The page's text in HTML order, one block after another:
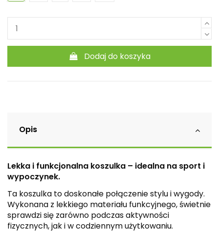
Dodaj do koszyka
Opis
Lekka i funkcjonalna koszulka – idealna na sport i
wypoczynek.
Ta koszulka to doskonałe połączenie stylu i wygody.
Wykonana z lekkiego materiału funkcyjnego, świetnie
sprawdzi się zarówno podczas aktywności
fizycznych, jak i w codziennym użytkowaniu.